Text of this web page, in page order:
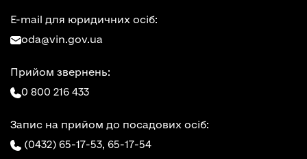
E-mail для юридичних осіб:
oda@vin.gov.ua
Прийом звернень:
0 800 216 433
Запис на прийом до посадових осіб:
(0432) 65-17-53, 65-17-54